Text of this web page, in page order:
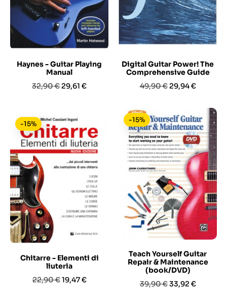
Haynes - Guitar Playing
Manual
Prezzo
32,90 € Prezzo
29,61 €
Digital Guitar Power! The
Comprehensive Guide
Prezzo
49,90 € Prezzo
29,94 €
Chitarre - Elementi di
liuteria
Prezzo
22,90 €Prezzo
19,47 €
-15%
Teach Yourself Guitar
Repair & Maintenance
(book/DVD)
Prezzo
39,90 €Prezzo
33,92 €
-15%